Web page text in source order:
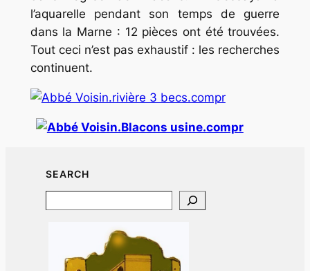
l’aquarelle pendant son temps de guerre
dans la Marne : 12 pièces ont été trouvées.
Tout ceci n’est pas exhaustif : les recherches
continuent.
SEARCH